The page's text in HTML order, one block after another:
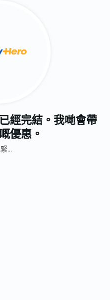
經完結。我哋會帶
優惠。
...